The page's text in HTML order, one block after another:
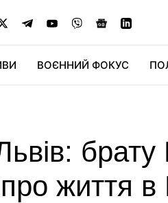
ВОЄННИЙ ФОКУС
життя в